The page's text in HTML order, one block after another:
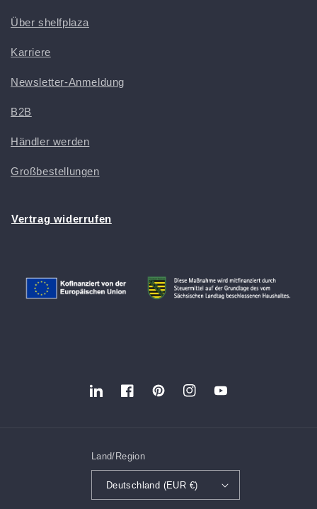
Über shelfplaza
Karriere
Newsletter-Anmeldung
B2B
Händler werden
Großbestellungen
Vertrag widerrufen
TranslationFacebookPinterestInstagramYouTube
Land/Region
Deutschland (EUR €)